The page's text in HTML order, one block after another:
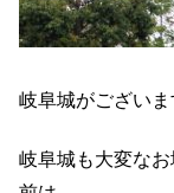
岐阜城がございま
岐阜城も大変な